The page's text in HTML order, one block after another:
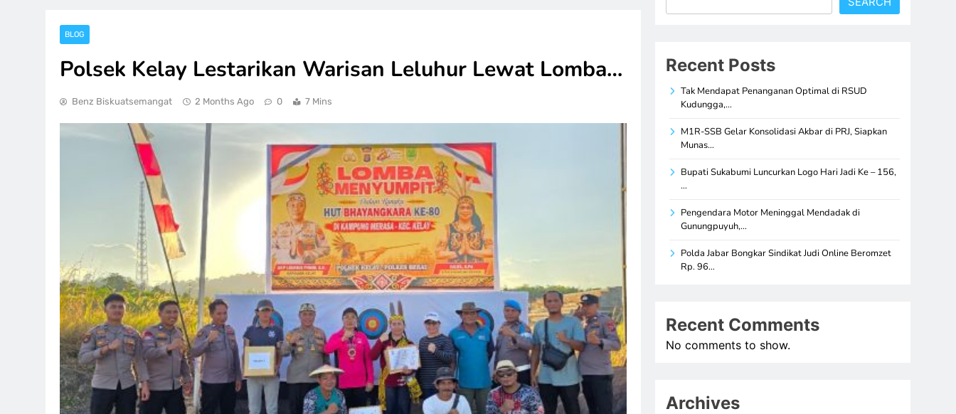
BLOG
Polsek Kelay Lestarikan Warisan Leluhur Lewat Lomba…
Benz Biskuatsemangat 2 Months Ago 0 7 Mins
Recent Posts
Tak Mendapat Penanganan Optimal di RSUD
Kudungga,…
M1R-SSB Gelar Konsolidasi Akbar di PRJ, Siapkan
Munas…
Bupati Sukabumi Luncurkan Logo Hari Jadi Ke – 156,
…
Pengendara Motor Meninggal Mendadak di
Gunungpuyuh,…
Polda Jabar Bongkar Sindikat Judi Online Beromzet
Rp. 96…
Recent Comments
No comments to show.
Archives